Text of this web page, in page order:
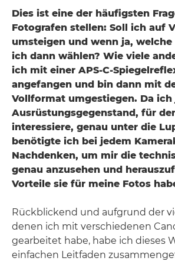
Dies ist eine der häufigsten
Fotografen stellen: Soll ich auf
umsteigen und wenn ja,
ich dann wählen? Wie viele
ich mit einer APS-C-
angefangen und bin dann mit
Vollformat umgestiegen. Da ich
Ausrüstungsgegenstand, für
interessiere, genau unter die
benötigte ich bei jedem
Nachdenken, um mir die
genau anzusehen und
Vorteile sie für meine Fotos
Rückblickend und aufgrund der
denen ich mit verschiedenen
gearbeitet habe, habe ich dieses
einfachen Leitfaden